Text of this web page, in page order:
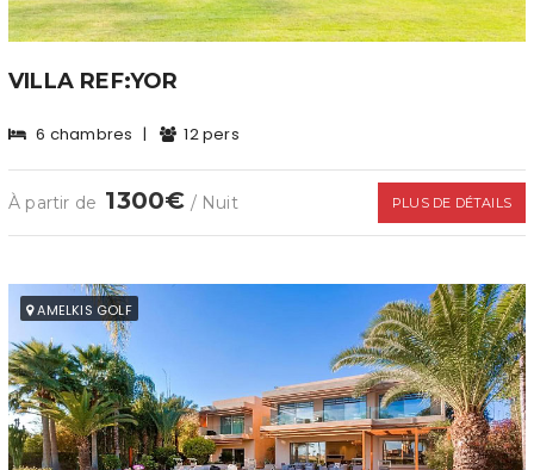
VILLA REF:YOR
6 chambres | 12 pers
À partir de 1300€ / Nuit PLUS DE DÉTAILS
AMELKIS GOLF